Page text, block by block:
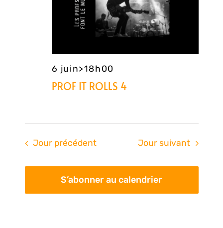
6 juin>18h00
PROF IT ROLLS 4
Jour précédent Jour suivant
S’abonner au calendrier